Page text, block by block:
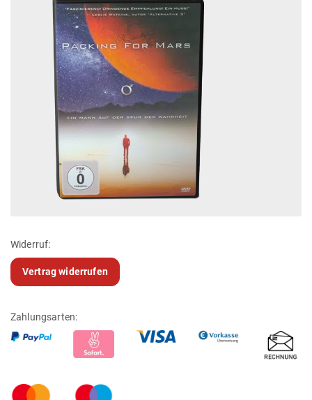
Widerruf:
Vertrag widerrufen
Zahlungsarten: